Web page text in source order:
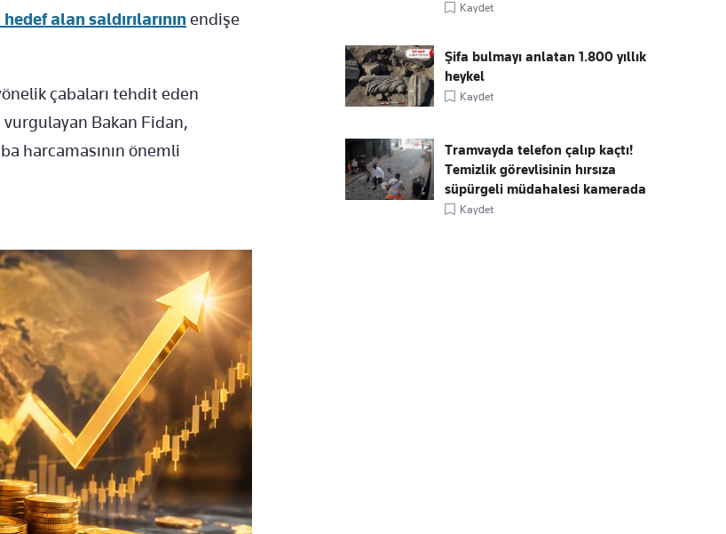
alan saldırılarının endişe
çabaları tehdit eden
Bakan Fidan,
harcamasının önemli
Kaydet
Şifa bulmayı anlatan 1.800 yıllık
heykel
Kaydet
Tramvayda telefon çalıp kaçtı!
Temizlik görevlisinin hırsıza
süpürgeli müdahalesi kamerada
Kaydet